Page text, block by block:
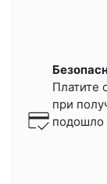
Платите
при
подошло